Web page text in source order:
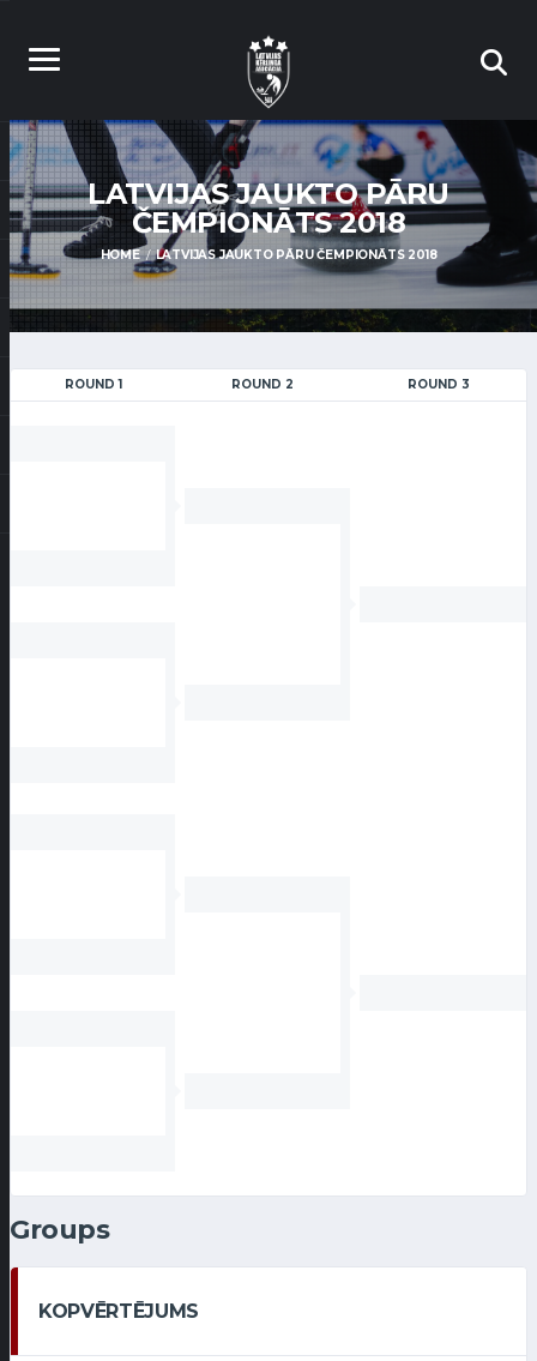
LATVIJAS JAUKTO PĀRU
ČEMPIONĀTS 2018
HOME LATVIJAS JAUKTO PĀRU ČEMPIONĀTS 2018
ROUND 1 ROUND 2 ROUND 3
Groups
KOPVĒRTĒJUMS